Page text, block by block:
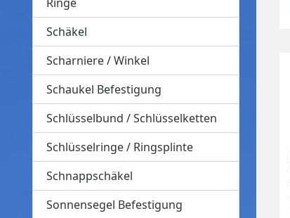
Schäkel
Scharniere / Winkel
Schaukel Befestigung
Schlüsselbund / Schlüsselketten
Schlüsselringe / Ringsplinte
Schnappschäkel
Sonnensegel Befestigung